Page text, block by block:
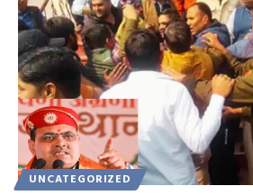
UNCATEGORIZED